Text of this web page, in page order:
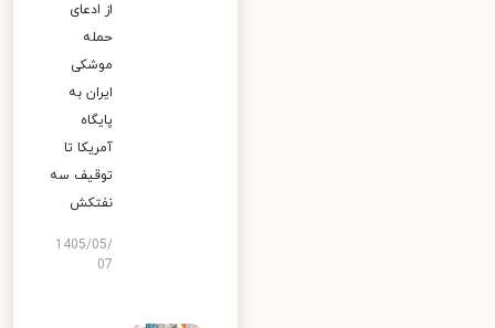
از ادعای
حمله
موشکی
ایران به
پایگاه
آمریکا تا
توقیف سه
نفتکش
1405/05/
07